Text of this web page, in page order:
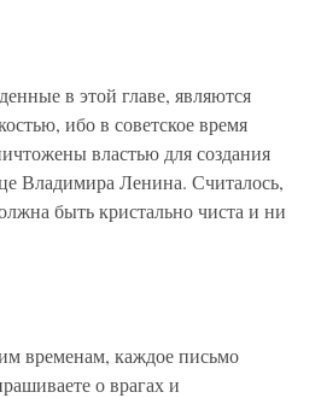
в этой главе, являются
ибо в советское время
властью для создания
Владимира Ленина. Считалось,
быть кристально чиста и ни
временам, каждое письмо
о врагах и